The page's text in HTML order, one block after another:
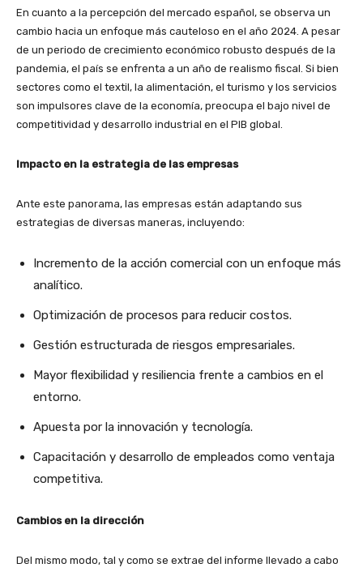
En cuanto a la percepción del mercado español, se observa un
cambio hacia un enfoque más cauteloso en el año 2024. A pesar
de un periodo de crecimiento económico robusto después de la
pandemia, el país se enfrenta a un año de realismo fiscal. Si bien
sectores como el textil, la alimentación, el turismo y los servicios
son impulsores clave de la economía, preocupa el bajo nivel de
competitividad y desarrollo industrial en el PIB global.
Impacto en la estrategia de las empresas
Ante este panorama, las empresas están adaptando sus
estrategias de diversas maneras, incluyendo:
Incremento de la acción comercial con un enfoque más
analítico.
Optimización de procesos para reducir costos.
Gestión estructurada de riesgos empresariales.
Mayor flexibilidad y resiliencia frente a cambios en el
entorno.
Apuesta por la innovación y tecnología.
Capacitación y desarrollo de empleados como ventaja
competitiva.
Cambios en la dirección
Del mismo modo, tal y como se extrae del informe llevado a cabo